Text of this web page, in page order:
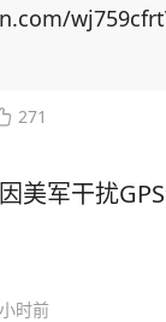
中国留学生身上！ 美国以
“以一种奇怪的方式
占全球90%，
扩容，更让中国
本只有美国的
271
美军干扰
时前